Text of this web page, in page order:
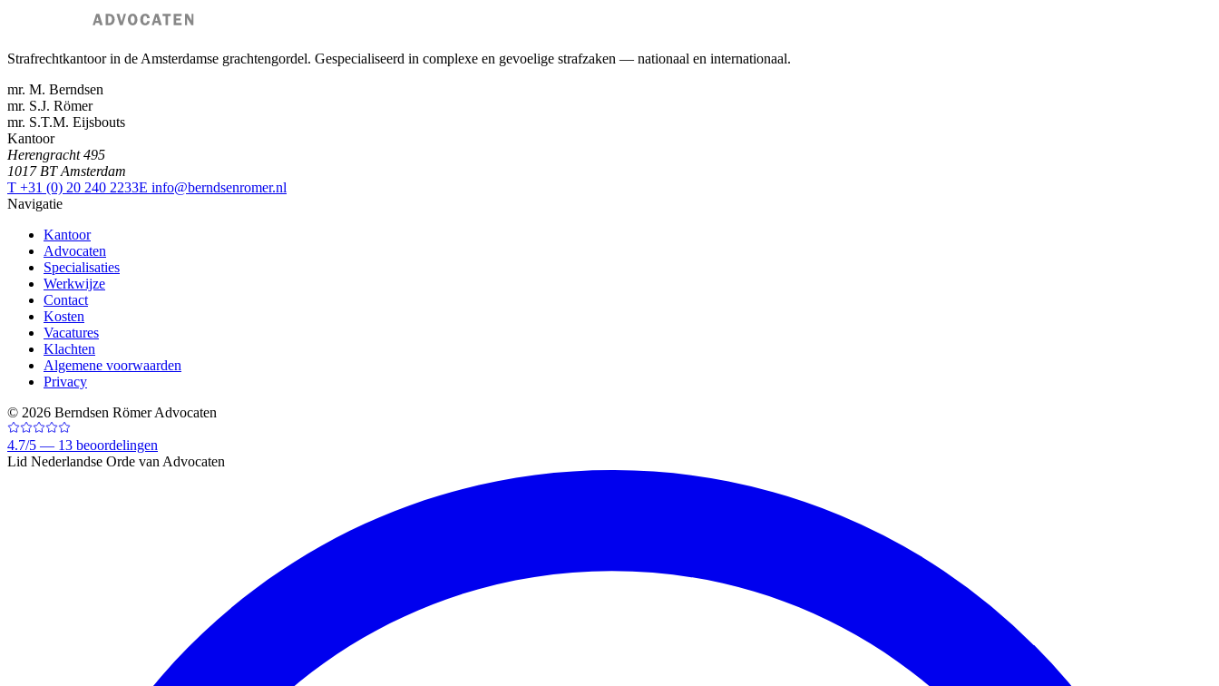
Strafrechtkantoor in de Amsterdamse grachtengordel. Gespecialiseerd in complexe en gevoelige strafzaken — nationaal en internationaal.
mr. M. Berndsen
mr. S.J. Römer
mr. S.T.M. Eijsbouts
Kantoor
Herengracht 495
1017 BT Amsterdam
T +31 (0) 20 240 2233E info@berndsenromer.nl
Navigatie
Kantoor
Advocaten
Specialisaties
Werkwijze
Contact
Kosten
Vacatures
Klachten
Algemene voorwaarden
Privacy
© 2026 Berndsen Römer Advocaten
4.7/5 — 13 beoordelingen
Lid Nederlandse Orde van Advocaten